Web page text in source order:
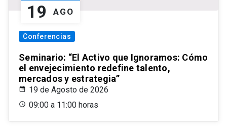
19 AGO
Conferencias
Seminario: “El Activo que Ignoramos: Cómo
el envejecimiento redefine talento,
mercados y estrategia”
19 de Agosto de 2026
09:00 a 11:00 horas